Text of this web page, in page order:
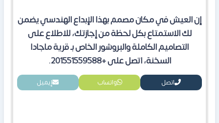
إن العيش في مكان مصمم بهذا الإبداع الهندسي يضمن
لك الاستمتاع بكل لحظة من إجازتك،للاطلاع على
التصاميم الكاملة والبروشور الخاص بـ قرية ماجادا
السخنة، اتصلعلى +201551559588 .
اتصل واتساب إيميل